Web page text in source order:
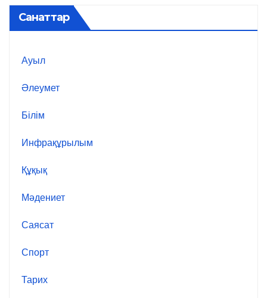
Санаттар
Ауыл
Әлеумет
Білім
Инфрақұрылым
Құқық
Мәдениет
Саясат
Спорт
Тарих